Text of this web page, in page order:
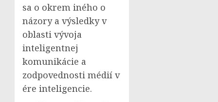
sa o okrem iného o
názory a výsledky v
oblasti vývoja
inteligentnej
komunikácie a
zodpovednosti médií v
ére inteligencie.